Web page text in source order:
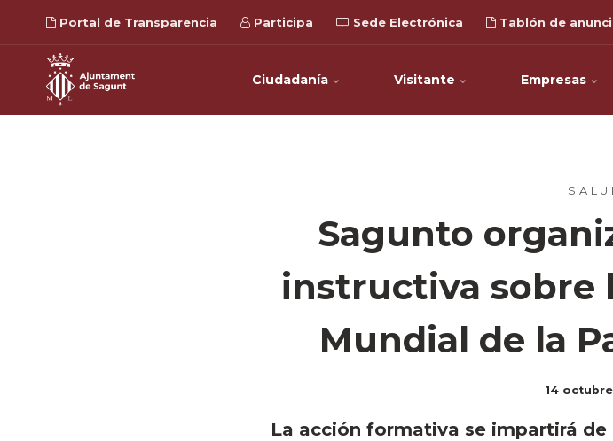
Portal de Transparencia Participa Sede Electrónica Tablón de
Ciudadanía Visitante Empresas
Sagunto
instructiva sobre
Mundial de la
14
La acción formativa se impartirá